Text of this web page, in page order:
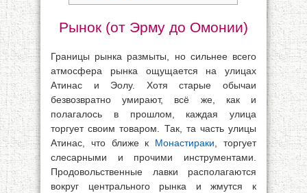
Рынок (от Эрму до Омонии)
Границы рынка размыты, но сильнее всего
атмосфера рынка ощущается на улицах
Атинас и Эолу. Хотя старые обычаи
безвозвратно умирают, всё же, как и
полагалось в прошлом, каждая улица
торгует своим товаром. Так, та часть улицы
Атинас, что ближе к Монастираки , торгует
слесарными и прочими инструментами.
Продовольственные лавки располагаются
вокруг центрального рынка и жмутся к